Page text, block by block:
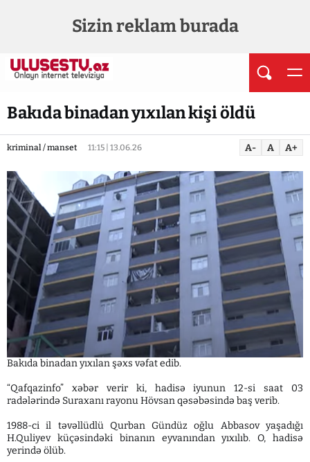
Sizin reklam burada
Bakıda binadan yıxılan kişi öldü
kriminal / manset 11:15 | 13.06.26 A- A A+
Bakıda binadan yıxılan şəxs vəfat edib.
“Qafqazinfo” xəbər verir ki, hadisə iyunun 12-si saat 03
radələrində Suraxanı rayonu Hövsan qəsəbəsində baş verib.
1988-ci il təvəllüdlü Qurban Gündüz oğlu Abbasov yaşadığı
H.Quliyev küçəsindəki binanın eyvanından yıxılıb. O, hadisə
yerində ölüb.